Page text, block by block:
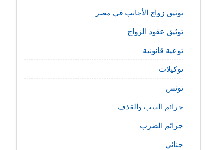
توثيق زواج الأجانب في مصر
توثيق عقود الزواج
توعية قانونية
توكيلات
تونس
جرائم السب والقذف
جرائم الضرب
جنائي